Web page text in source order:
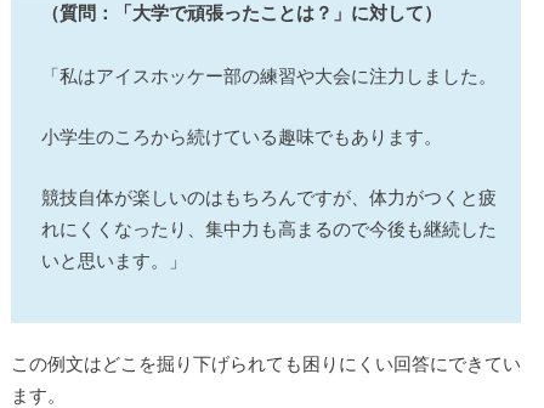
（質問：「大学で頑張ったことは？」に対して）
「私はアイスホッケー部の練習や大会に注力しました。
小学生のころから続けている趣味でもあります。
競技自体が楽しいのはもちろんですが、体力がつくと疲
れにくくなったり、集中力も高まるので今後も継続した
いと思います。」
この例文はどこを掘り下げられても困りにくい回答にできてい
ます。